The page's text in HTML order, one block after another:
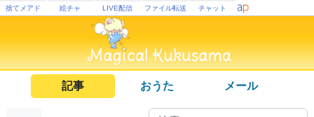
捨てメアド 絵チャ LIVE配信 ファイル転送 チャット
記事 おうた メール